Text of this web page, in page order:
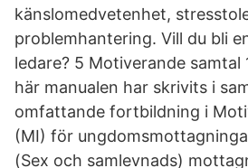
känslomedvetenhet,
problemhantering. Vill du bli
ledare? 5 Motiverande samtal
här manualen har skrivits i
omfattande fortbildning i
(MI) för
(Sex och samlevnads)